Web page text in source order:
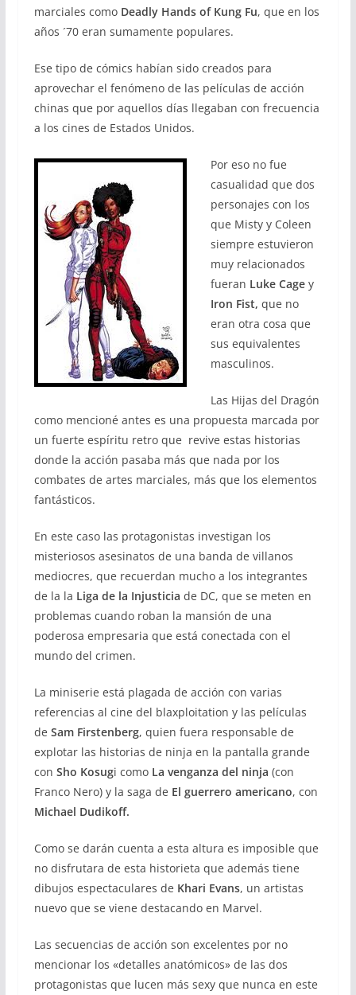
marciales comoDeadly Hands of Kung Fu, que en los
años ´70 eran sumamente populares.
Ese tipo de cómics habían sido creados para
aprovechar el fenómeno de las películas de acción
chinas que por aquellos días llegaban con frecuencia
a los cines de Estados Unidos.
Por eso no fue
casualidad que dos
personajes con los
que Misty y Coleen
siempre estuvieron
muy relacionados
fueran Luke Cagey
Iron Fist, que no
eran otra cosa que
sus equivalentes
masculinos.
Las Hijas del Dragón
como mencioné antes es una propuesta marcada por
un fuerte espíritu retro que revive estas historias
donde la acción pasaba más que nada por los
combates de artes marciales, más que los elementos
fantásticos.
En este caso las protagonistas investigan los
misteriosos asesinatos de una banda de villanos
mediocres, que recuerdan mucho a los integrantes
de la la Liga de la Injusticia de DC, que se meten en
problemas cuando roban la mansión de una
poderosa empresaria que está conectada con el
mundo del crimen.
La miniserie está plagada de acción con varias
referencias al cine del blaxploitation y las películas
de Sam Firstenberg, quien fuera responsable de
explotar las historias de ninja en la pantalla grande
con Sho Kosugi comoLa venganza del ninja (con
Franco Nero) y la saga de El guerrero americano, con
Michael Dudikoff.
Como se darán cuenta a esta altura es imposible que
no disfrutara de esta historieta que además tiene
dibujos espectaculares de Khari Evans, un artistas
nuevo que se viene destacando en Marvel.
Las secuencias de acción son excelentes por no
mencionar los «detalles anatómicos» de las dos
protagonistas que lucen más sexy que nunca en este